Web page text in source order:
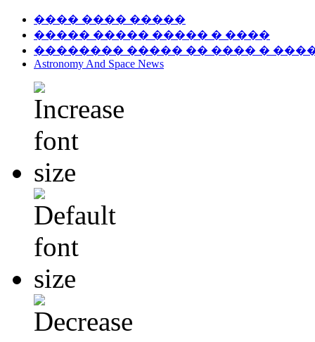
���� ���� �����
����� ����� ����� � ����
�������� ����� �� ���� �
Astronomy And Space News